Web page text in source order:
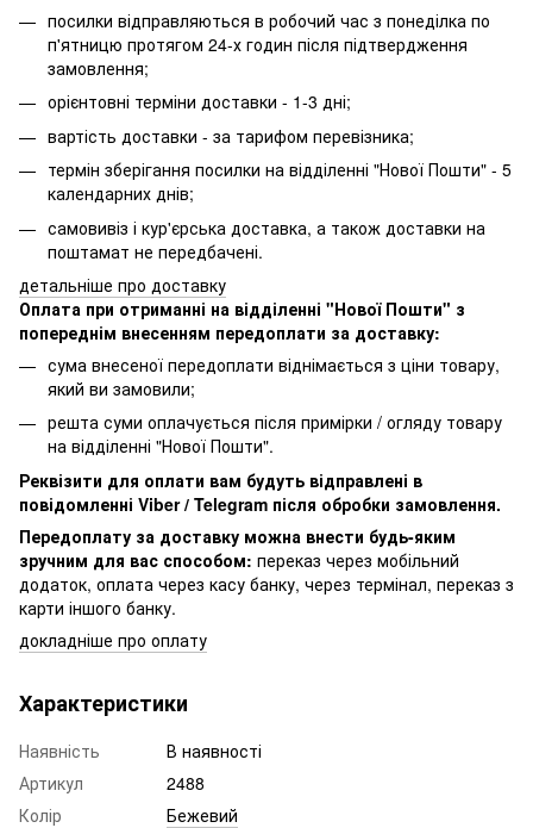
посилки відправляються в робочий час з понеділка по
п'ятницю протягом 24-х годин після підтвердження
замовлення;
орієнтовні терміни доставки - 1-3 дні;
вартість доставки - за тарифом перевізника;
термін зберігання посилки на відділенні "Нової Пошти" - 5
календарних днів;
самовивіз і кур'єрська доставка, а також доставки на
поштамат не передбачені.
детальніше про доставку
Оплата при отриманні на відділенні "Нової Пошти" з
попереднім внесенням передоплати за доставку:
сума внесеної передоплати віднімається з ціни товару,
який ви замовили;
решта суми оплачується після примірки / огляду товару
на відділенні "Нової Пошти".
Реквізити для оплати вам будуть відправлені в
повідомленні Viber / Telegram після обробки замовлення.
Передоплату за доставку можна внести будь-яким
зручним для вас способом: переказ через мобільний
додаток, оплата через касу банку, через термінал, переказ з
карти іншого банку.
докладніше про оплату
Характеристики
Наявність
В наявності
Артикул
2488
Колір
Бежевий